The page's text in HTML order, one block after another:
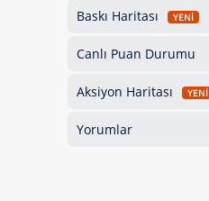
Baskı Haritası YENİ
Canlı Puan Durumu
Aksiyon Haritası YENİ
Yorumlar